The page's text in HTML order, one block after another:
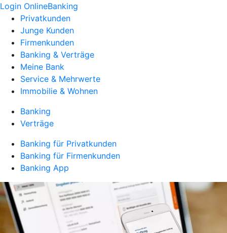
Login OnlineBanking
Privatkunden
Junge Kunden
Firmenkunden
Banking & Verträge
Meine Bank
Service & Mehrwerte
Immobilie & Wohnen
Banking
Verträge
Banking für Privatkunden
Banking für Firmenkunden
Banking App